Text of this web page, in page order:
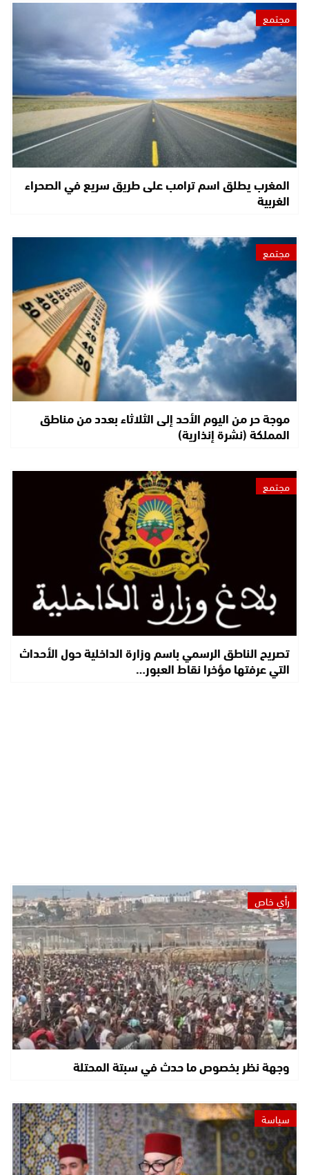
مجتمع
المغرب يطلق اسم ترامب على طريق سريع في الصحراء
الغربية
مجتمع
موجة حر من اليوم الأحد إلى الثلاثاء بعدد من مناطق
المملكة (نشرة إنذارية)
مجتمع
تصريح الناطق الرسمي باسم وزارة الداخلية حول الأحداث
التي عرفتها مؤخرا نقاط العبور…
رأي خاص
وجهة نظر بخصوص ما حدث في سبتة المحتلة
سياسة